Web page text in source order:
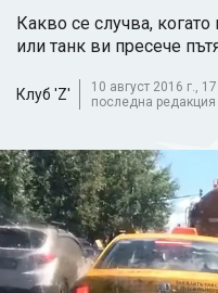
Какво се случва,
или танк ви пресече
Клуб 'Z'
10 август 2016 г.,
последна